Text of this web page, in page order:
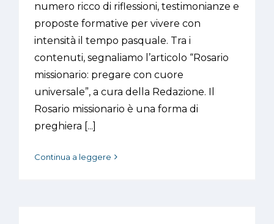
numero ricco di riflessioni, testimonianze e
proposte formative per vivere con
intensità il tempo pasquale. Tra i
contenuti, segnaliamo l’articolo “Rosario
missionario: pregare con cuore
universale”, a cura della Redazione. Il
Rosario missionario è una forma di
preghiera [...]
Continua a leggere